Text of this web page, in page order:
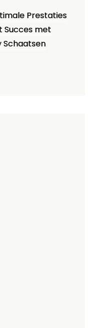
Prestaties
Succes met
Schaatsen